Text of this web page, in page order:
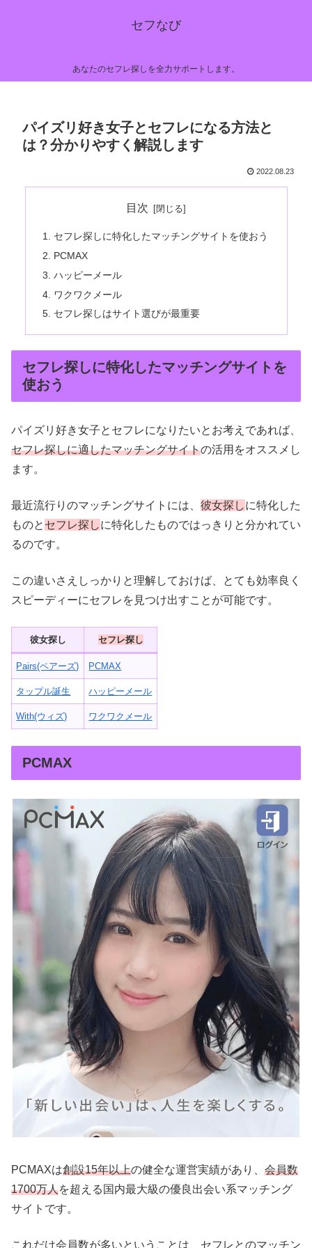
セフなび
あなたのセフレ探しを全力サポートします。
パイズリ好き女子とセフレになる方法と
は？分かりやすく解説します
2022.08.23
目次
セフレ探しに特化したマッチングサイトを使おう
PCMAX
ハッピーメール
ワクワクメール
セフレ探しはサイト選びが最重要
セフレ探しに特化したマッチングサイトを
使おう
パイズリ好き女子とセフレになりたいとお考えであれば、
セフレ探しに適したマッチングサイトの活用をオススメし
ます。
最近流行りのマッチングサイトには、 彼女探しに特化した
ものと セフレ探しに特化したものではっきりと分かれてい
るのです。
この違いさえしっかりと理解しておけば、とても効率良く
スピーディーにセフレを見つけ出すことが可能です。
彼女探し セフレ探し
Pairs(ペアーズ) PCMAX
タップル誕生 ハッピーメール
With(ウィズ) ワクワクメール
PCMAX
PCMAXは創設15年以上の健全な運営実績があり、 会員数
1700万人を超える国内最大級の優良出会い系マッチング
サイトです。
これだけ会員数が多いということは、セフレとのマッチン